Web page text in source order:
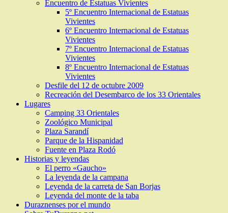
Encuentro de Estatuas Vivientes
5º Encuentro Internacional de Estatuas
Vivientes
6º Encuentro Internacional de Estatuas
Vivientes
7º Encuentro Internacional de Estatuas
Vivientes
8º Encuentro Internacional de Estatuas
Vivientes
Desfile del 12 de octubre 2009
Recreación del Desembarco de los 33 Orientales
Lugares
Camping 33 Orientales
Zoológico Municipal
Plaza Sarandí
Parque de la Hispanidad
Fuente en Plaza Rodó
Historias y leyendas
El perro «Gaucho»
La leyenda de la campana
Leyenda de la carreta de San Borjas
Leyenda del monte de la taba
Duraznenses por el mundo